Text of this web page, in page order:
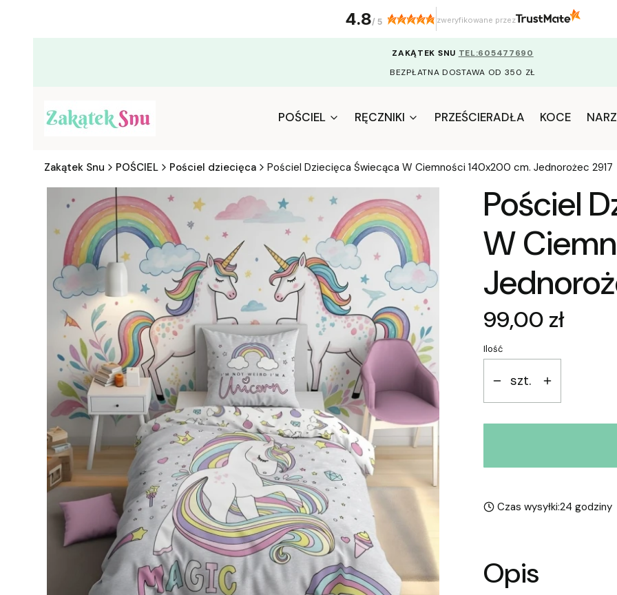
ZAKĄTEK SNU TEL:605477690
BEZPŁATNA DOSTAWA OD 350 ZŁ
POŚCIEL RĘCZNIKI PRZEŚCIERADŁA KOCE
Zakątek Snu POŚCIEL Pościel dziecięca Pościel Dziecięca Świecąca W Ciemności 140x200 cm. Jednorożec 2917
Pościel
W
Cena
99,00 zł
Ilość
szt.
Czas wysyłki:24 godziny
Opis
4.8/ 5 zweryfikowane przez